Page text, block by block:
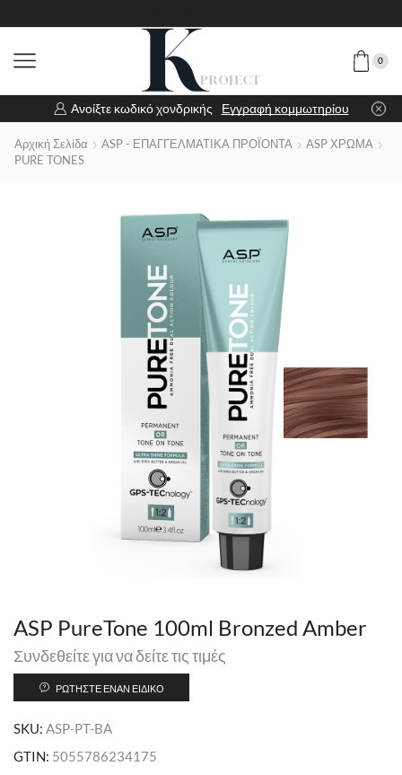
0
Ανοίξτε κωδικό χονδρικής Εγγραφή κομμωτηρίου
Αρχική Σελίδα ASP - ΕΠΑΓΓΕΛΜΑΤΙΚΑ ΠΡΟΪΟΝΤΑ
ASP ΧΡΩΜΑ
PURE TONES
ASP PureTone 100ml Bronzed Amber
Συνδεθείτε για να δείτε τις τιμές
ΡΩΤΉΣΤΕ ΈΝΑΝ ΕΙΔΙΚΌ
SKU: ASP-PT-BA
GTIN: 5055786234175